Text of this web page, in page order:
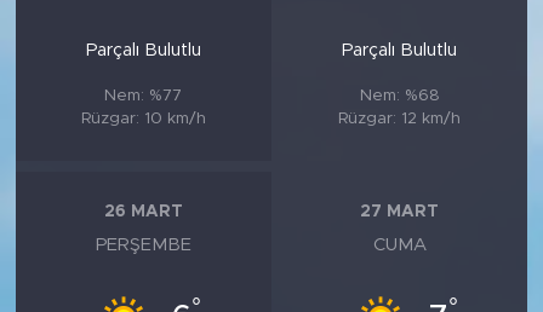
Parçalı Bulutlu
Nem: %77
Rüzgar: 10 km/h
Parçalı Bulutlu
Nem: %68
Rüzgar: 12 km/h
26 MART
PERŞEMBE
°
27 MART
CUMA
°